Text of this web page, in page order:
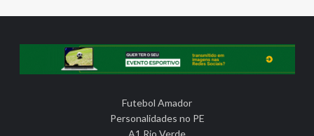
Futebol Amador
Personalidades no PE
A1 Rio Verde